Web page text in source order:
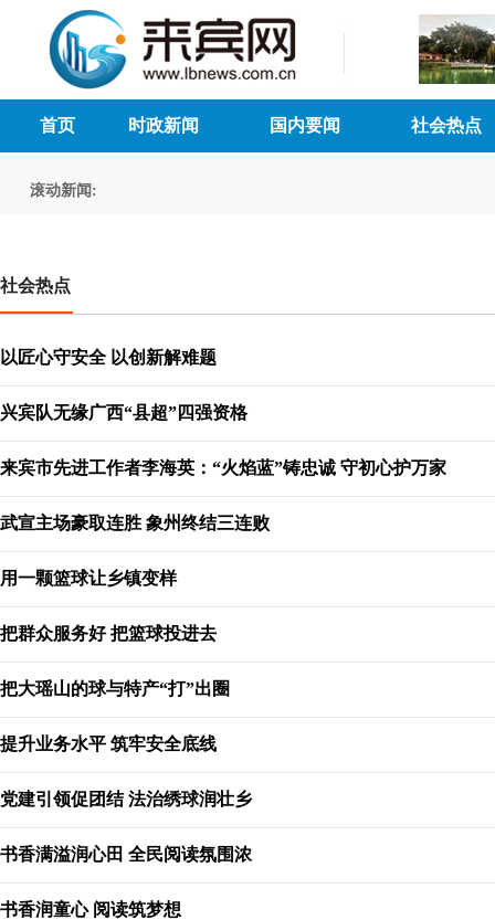
首页 时政新闻 国内要闻 社会热点
滚动新闻:
社会热点
以匠心守安全 以创新解难题
兴宾队无缘广西“县超”四强资格
来宾市先进工作者李海英：“火焰蓝”铸忠诚 守初心护万家
武宣主场豪取连胜 象州终结三连败
用一颗篮球让乡镇变样
把群众服务好 把篮球投进去
把大瑶山的球与特产“打”出圈
提升业务水平 筑牢安全底线
党建引领促团结 法治绣球润壮乡
书香满溢润心田 全民阅读氛围浓
书香润童心 阅读筑梦想